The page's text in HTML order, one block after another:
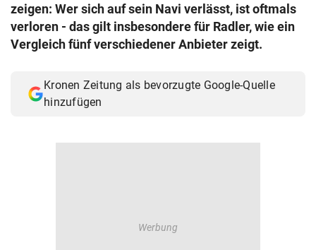
© Krone Multimedia GmbH & Co KG 2026
Muthgasse 2, 1190 Wien
zeigen: Wer sich auf sein Navi verlässt, ist oftmals
verloren - das gilt insbesondere für Radler, wie ein
Vergleich fünf verschiedener Anbieter zeigt.
Kronen Zeitung als bevorzugte Google-Quelle
hinzufügen